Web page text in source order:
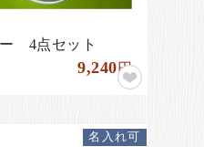
4点セット
9,240円
名入れ可